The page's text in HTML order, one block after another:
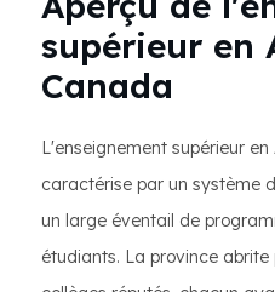
supérieur en
Canada
L'enseignement supérieur
caractérise par un système
un large éventail de
étudiants. La province abrite